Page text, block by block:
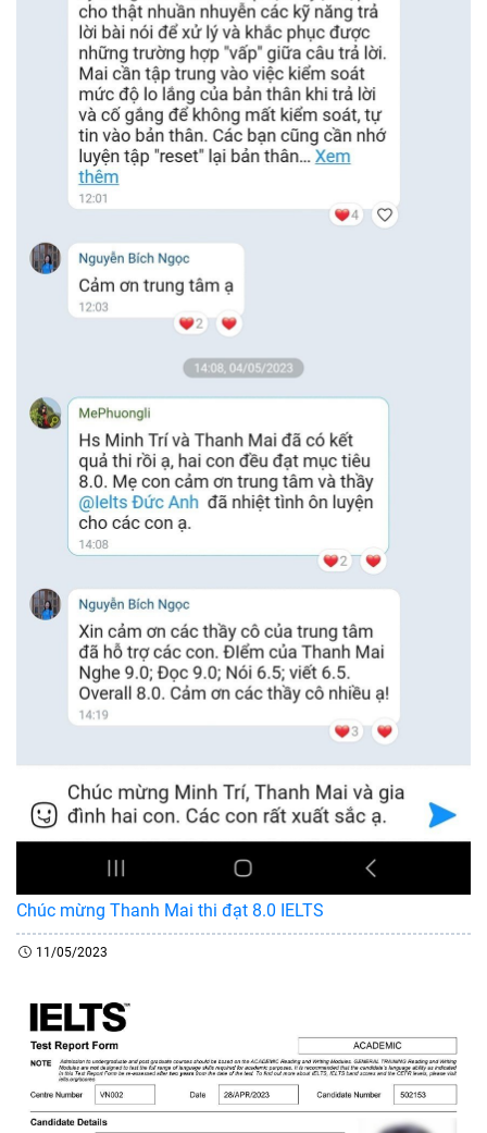
Chúc mừng Thanh Mai thi đạt 8.0 IELTS
11/05/2023